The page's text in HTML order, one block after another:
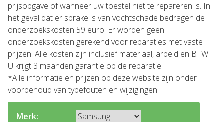
prijsopgave of wanneer uw toestel niet te repareren is. In
het geval dat er sprake is van vochtschade bedragen de
onderzoekskosten 59 euro. Er worden geen
onderzoekskosten gerekend voor reparaties met vaste
prijzen. Alle kosten zijn inclusief materiaal, arbeid en BTW.
U krijgt 3 maanden garantie op de reparatie.
*Alle informatie en prijzen op deze website zijn onder
voorbehoud van typefouten en wijzigingen.
Merk: